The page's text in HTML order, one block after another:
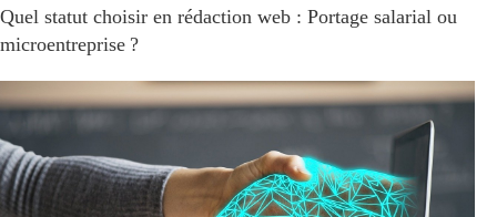
Quel statut choisir en rédaction web : Portage salarial ou
microentreprise ?